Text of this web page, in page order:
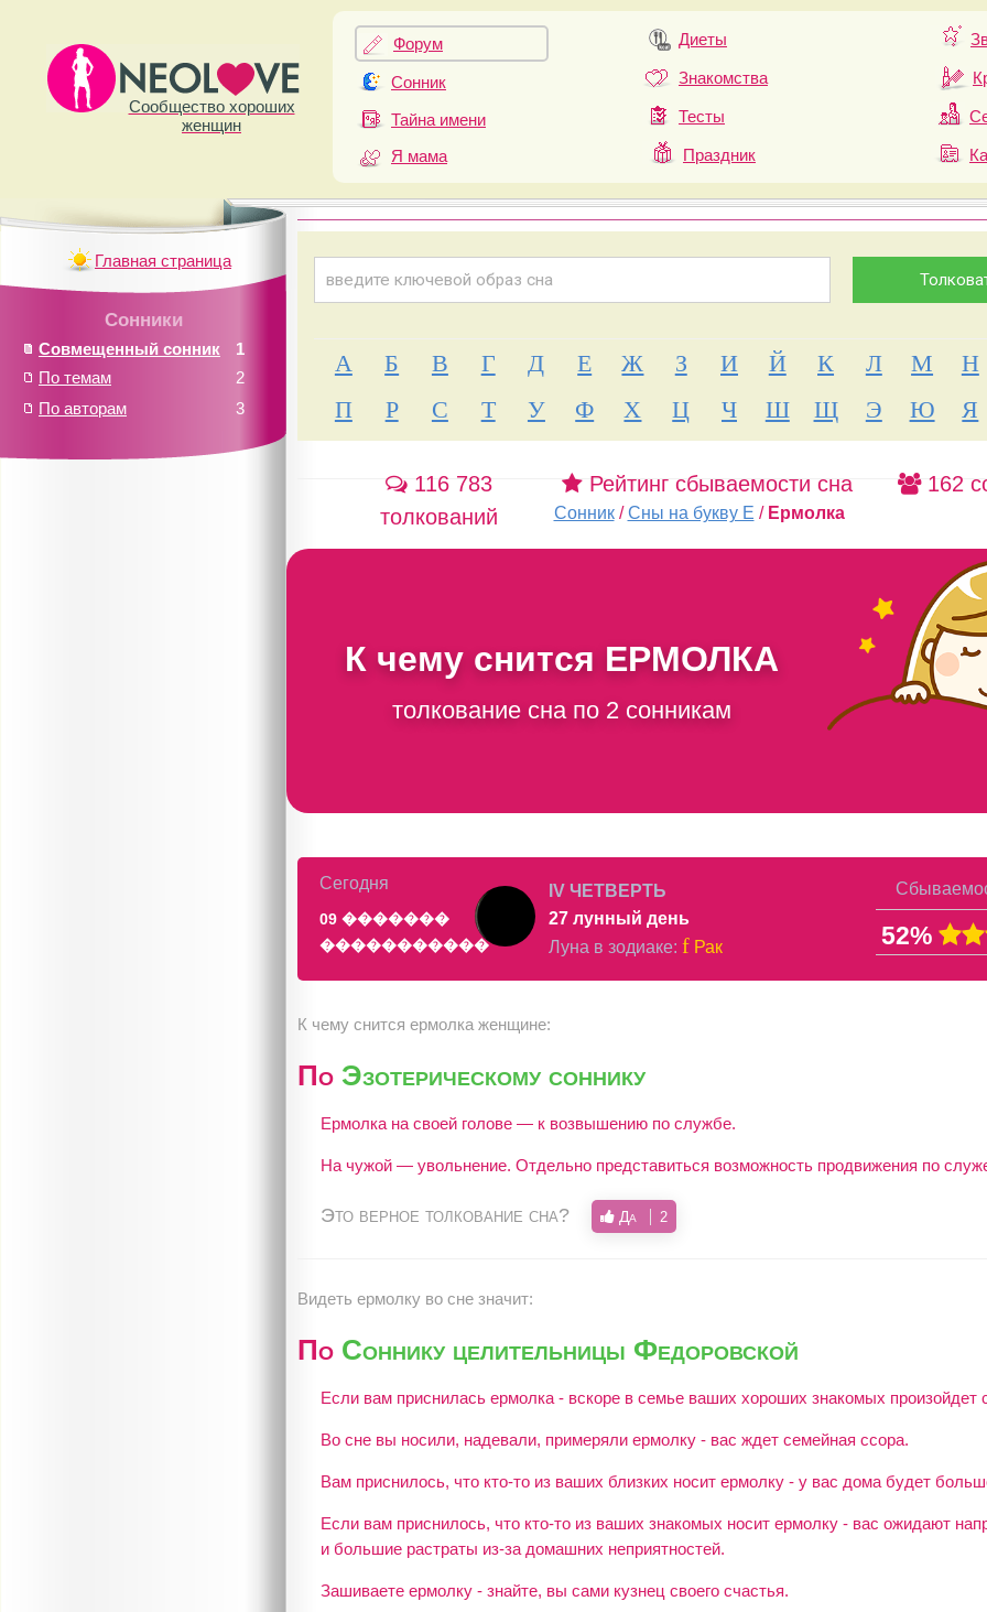
Сообщество хороших
женщин
Форум
Сонник
Тайна имени
Я мама
Диеты
Знакомства
Тесты
Праздник
А Б В Г Д Е Ж З И Й К Л М Н
П
Р С Т У Ф Х Ц Ч Ш Щ Э Ю Я
116 783
толкований
Рейтинг сбываемости сна 162
Сонник /Сны на букву Е / Ермолка
К чему снится ЕРМОЛКА
толкование сна по 2 сонникам
Сегодня
09 �������
�����������
IV ЧЕТВЕРТЬ
27 лунный день
Луна в зодиаке: f Рак 52%
К чему снится ермолка женщине:
По Эзотерическому соннику
Ермолка на своей голове — к возвышению по службе.
На чужой — увольнение. Отдельно представиться возможность продвижения по
Это верное толкование сна? Да 2
Видеть ермолку во сне значит:
По Соннику целительницы Федоровской
Если вам приснилась ермолка - вскоре в семье ваших хороших знакомых произойдет
Во сне вы носили, надевали, примеряли ермолку - вас ждет семейная ссора.
Вам приснилось, что кто-то из ваших близких носит ермолку - у вас дома будет
Если вам приснилось, что кто-то из ваших знакомых носит ермолку - вас ожидают
и большие растраты из-за домашних неприятностей.
Зашиваете ермолку - знайте, вы сами кузнец своего счастья.
Главная страница
Сонники
1
Совмещенный сонник
2
По темам
3
По авторам